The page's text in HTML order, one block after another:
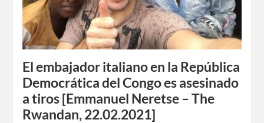
El embajador italiano en la República
Democrática del Congo es asesinado
a tiros [Emmanuel Neretse – The
Rwandan, 22.02.2021]